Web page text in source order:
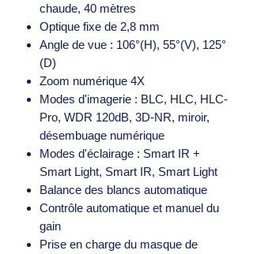
chaude, 40 mètres
Optique fixe de 2,8 mm
Angle de vue : 106°(H), 55°(V), 125°
(D)
Zoom numérique 4X
Modes d'imagerie : BLC, HLC, HLC-
Pro, WDR 120dB, 3D-NR, miroir,
désembuage numérique
Modes d'éclairage : Smart IR +
Smart Light, Smart IR, Smart Light
Balance des blancs automatique
Contrôle automatique et manuel du
gain
Prise en charge du masque de